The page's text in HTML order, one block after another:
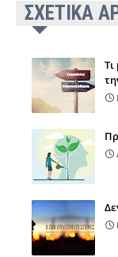
ΣΧΕΤΙΚΑ